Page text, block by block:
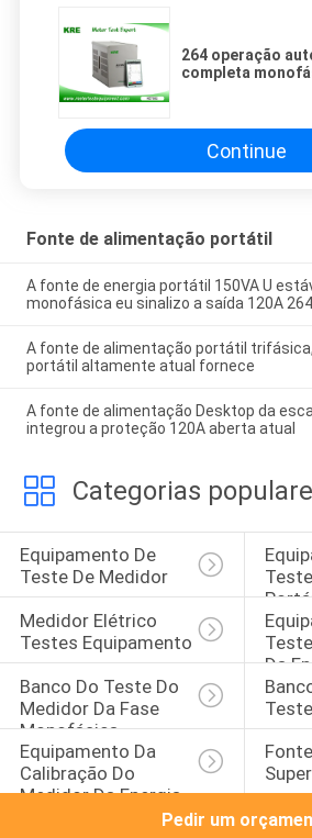
264 operação
completa
Continue
Fonte de alimentação portátil
A fonte de energia portátil 150VA U
monofásica eu sinalizo a saída 120A
A fonte de alimentação portátil
portátil altamente atual fornece
A fonte de alimentação Desktop da
integrou a proteção 120A aberta atual
Categorias
Equipamento De
Teste De Medidor
Medidor Elétrico
Testes Equipamento
Da
Banco Do Teste Do
Medidor Da Fase
Monofásica
Equipamento Da
Calibração Do
Medidor Da Energia
Pedir um